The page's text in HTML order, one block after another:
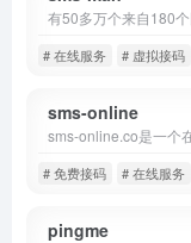
# 在线服务 # 虚拟接码
sms-online
# 免费接码 # 在线服务
pingme